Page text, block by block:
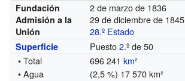
Fundación
Admisión a la
Unión
2 de marzo de 1836
29 de diciembre de 1845
28.º Estado
Superficie Puesto2.º de 50
• Total
696 241km²
• Agua
(2,5 %) 17 570 km²